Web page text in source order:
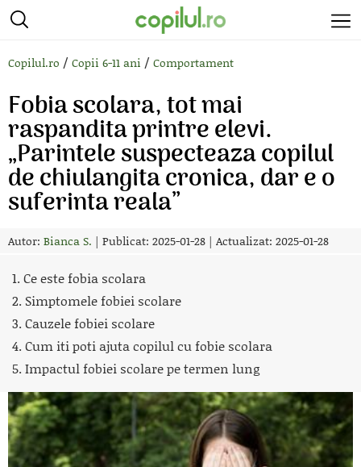
Copilul.ro / Copii 6-11 ani / Comportament
Fobia scolara, tot mai
raspandita printre elevi.
„Parintele suspecteaza copilul
de chiulangita cronica, dar e o
suferinta reala”
Autor: Bianca S. | Publicat: 2025-01-28 | Actualizat: 2025-01-28
1. Ce este fobia scolara
2. Simptomele fobiei scolare
3. Cauzele fobiei scolare
4. Cum iti poti ajuta copilul cu fobie scolara
5. Impactul fobiei scolare pe termen lung